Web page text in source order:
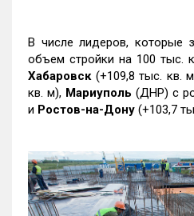
В числе лидеров, которые
объем стройки на 100 тыс.
Хабаровск (+109,8 тыс. кв.
кв. м), Мариуполь (ДНР) с
и Ростов-на-Дону (+103,7